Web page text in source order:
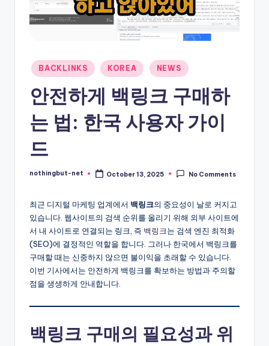
B
Posted
in
BACKLINKS KOREA NEWS
안전하게 백링크 구매하
는 법: 한국 사용자 가이
드
Posted
nothingbut-net October 13, 2025 No Comments
최근 디지털 마케팅 업계에서 백링크의 중요성이 날로 커지고
있습니다. 웹사이트의 검색 순위를 올리기 위해 외부 사이트에
서 내 사이트로 연결되는 링크, 즉 백링크는 검색 엔진 최적화
(SEO)에 결정적인 역할을 합니다. 그러나 한국에서 백링크를
구매할 때는 신중하지 않으면 불이익을 초래할 수 있습니다.
이번 기사에서는 안전하게 백링크를 확보하는 방법과 주의할
점을 생생하게 안내합니다.
백링크 구매의 필요성과 위